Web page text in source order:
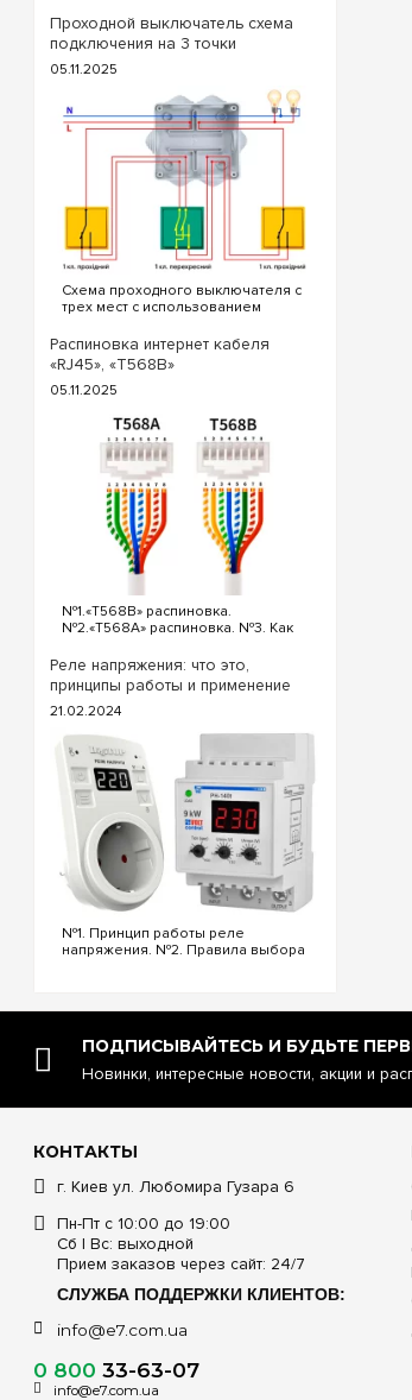
Проходной выключатель схема
подключения на 3 точки
05.11.2025
Схема проходного выключателя с
трех мест с использованием
выключателя. Для реализации
схемы проходных выключателей с
трех точек потребуются
следующие выключатели: ...
Распиновка интернет кабеля
«RJ45», «T568B»
05.11.2025
№1.«T568B» распиновка.
№2.«T568A» распиновка. №3. Как
«T568B» распиновка интернет
кабеля Порядок проводов схемы
«T568B»: «T568B» 1. Бело...
Реле напряжения: что это,
принципы работы и применение
21.02.2024
№1. Принцип работы реле
напряжения. №2. Правила выбора
Управление реле напряжения
через Wi-Fi. №5. Реле напряжения
или стаб...
ПОДПИСЫВАЙТЕСЬ И БУДЬТЕ
Новинки, интересные новости, акции и
КОНТАКТЫ
г. Киев ул. Любомира Гузара 6
Пн-Пт с 10:00 до 19:00
Сб | Вс: выходной
Прием заказов через сайт: 24/7
СЛУЖБА ПОДДЕРЖКИ КЛИЕНТОВ:
info@e7.com.ua
0 800 33-63-07
info@e7.com.ua